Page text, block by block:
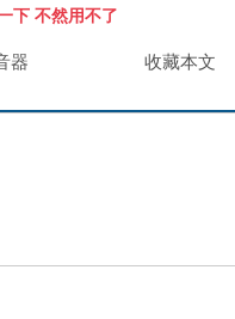
下 不然用不了
收藏本文
器